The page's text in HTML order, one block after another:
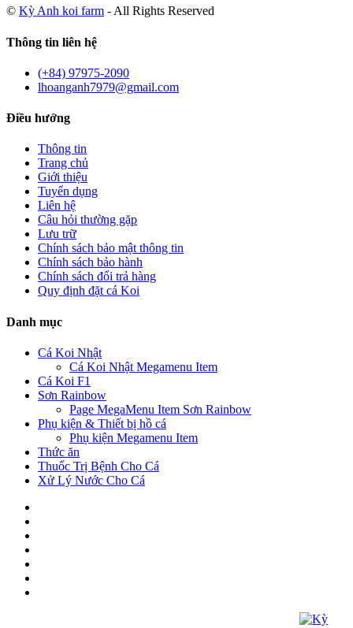
© Kỳ Anh koi farm - All Rights Reserved
Thông tin liên hệ
(+84) 97975-2090
lhoanganh7979@gmail.com
Điều hướng
Thông tin
Trang chủ
Giới thiệu
Tuyển dụng
Liên hệ
Câu hỏi thường gặp
Lưu trữ
Chính sách bảo mật thông tin
Chính sách bảo hành
Chính sách đổi trả hàng
Quy định đặt cá Koi
Danh mục
Cá Koi Nhật
Cá Koi Nhật Megamenu Item
Cá Koi F1
Sơn Rainbow
Page MegaMenu Item Sơn Rainbow
Phụ kiện & Thiết bị hồ cá
Phụ kiện Megamenu Item
Thức ăn
Thuốc Trị Bệnh Cho Cá
Xử Lý Nước Cho Cá